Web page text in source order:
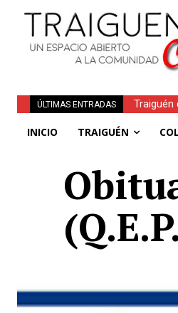
ÚLTIMAS ENTRADAS
INICIO TRAIGUÉN